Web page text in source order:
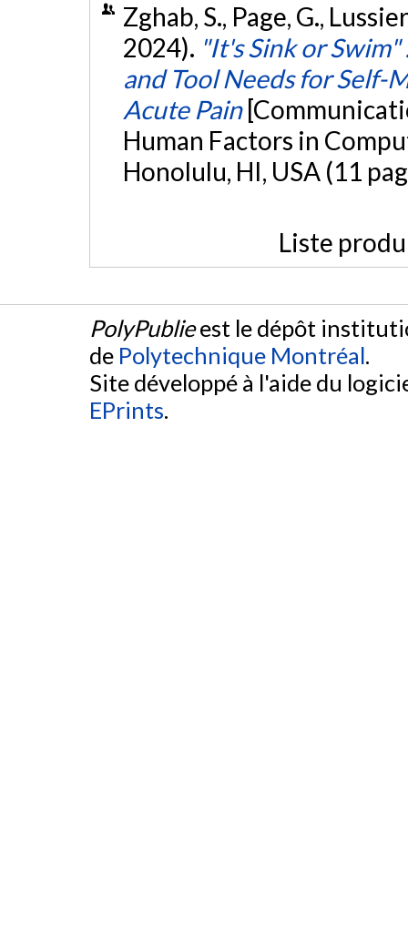
Zghab, S., Page, G.,
2024). "It's Sink or
and Tool Needs for Self-
Acute Pain
Human Factors in
Honolulu, HI, USA (11
Liste
PolyPublieest le dépôt
de Polytechnique Montréal.
Site développé à l'aide du
EPrints.